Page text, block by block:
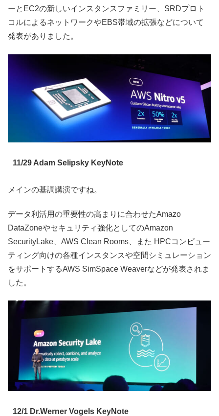
ーとEC2の新しいインスタンスファミリー、SRDプロト
コルによるネットワークやEBS帯域の拡張などについて
発表がありました。
11/29 Adam Selipsky KeyNote
メインの基調講演ですね。
データ利活用の重要性の高まりに合わせたAmazo
DataZoneやセキュリティ強化としてのAmazon
SecurityLake、AWS Clean Rooms、また HPCコンピュー
ティング向けの各種インスタンスや空間シミュレーション
をサポートするAWS SimSpace Weaverなどが発表されま
した。
12/1 Dr.Werner Vogels KeyNote